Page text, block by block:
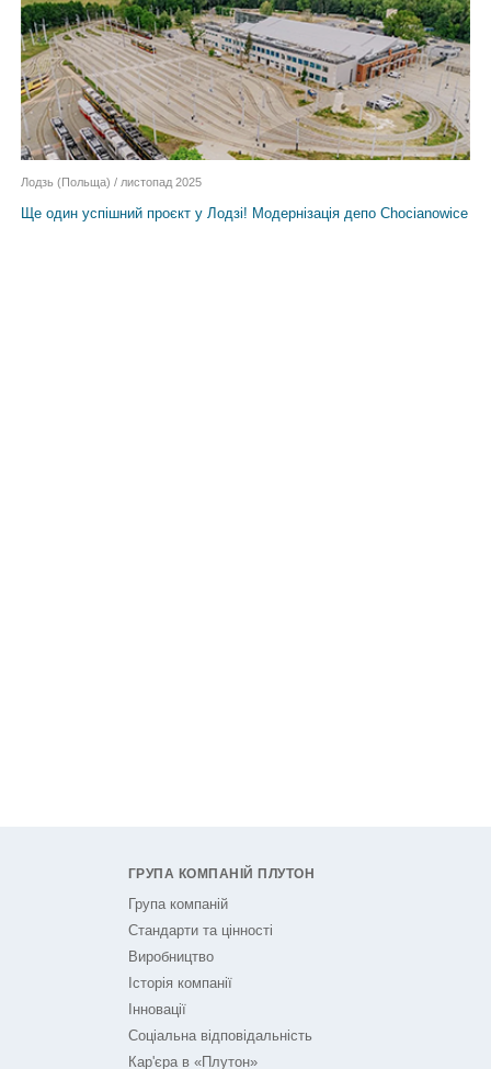
Ще один успішний проєкт у Лодзі! Модернізація депо Chocianowice
Лодзь (Польща) / листопад 2025
ГРУПА КОМПАНІЙ ПЛУТОН
Група компаній
Стандарти та цінності
Виробництво
Історія компанії
Інновації
Соціальна відповідальність
Кар'єра в «Плутон»